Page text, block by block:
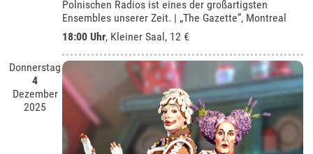
Polnischen Radios ist eines der großartigsten
Ensembles unserer Zeit. | „The Gazette”, Montreal
18:00 Uhr, Kleiner Saal, 12 €
Donnerstag
4
Dezember
2025